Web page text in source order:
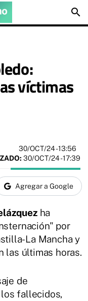
search
víctimas
30/OCT/24- 13:56
30/OCT/24 - 17:39
Agregar a Google
ha
por
La Mancha y
las últimas horas.
de
fallecidos,